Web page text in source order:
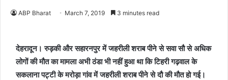
ABP Bharat March 7, 2019 3 minutes read
देहरादून। रुड़की और सहारनपुर में जहरीली शराब पीने से सवा सौ से अधिक
लोगों की मौत का मामला अभी ठंडा भी नहीं हुआ था कि टिहरी गढ़वाल के
सकलाना पट्टी के मरोड़ा गांव में जहरीली शराब पीने से दौ की मौत हो गई।